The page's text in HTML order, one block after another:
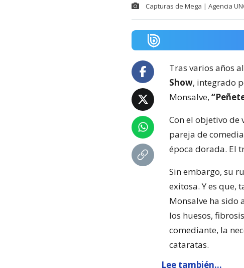
Capturas de Mega | Agencia
Tras varios años
Show, integrado
Monsalve,
Con el objetivo de
pareja de
época dorada. El
Sin embargo, su
exitosa. Y es que,
Monsalve ha sido
los huesos,
comediante, la
cataratas.
Lee también...